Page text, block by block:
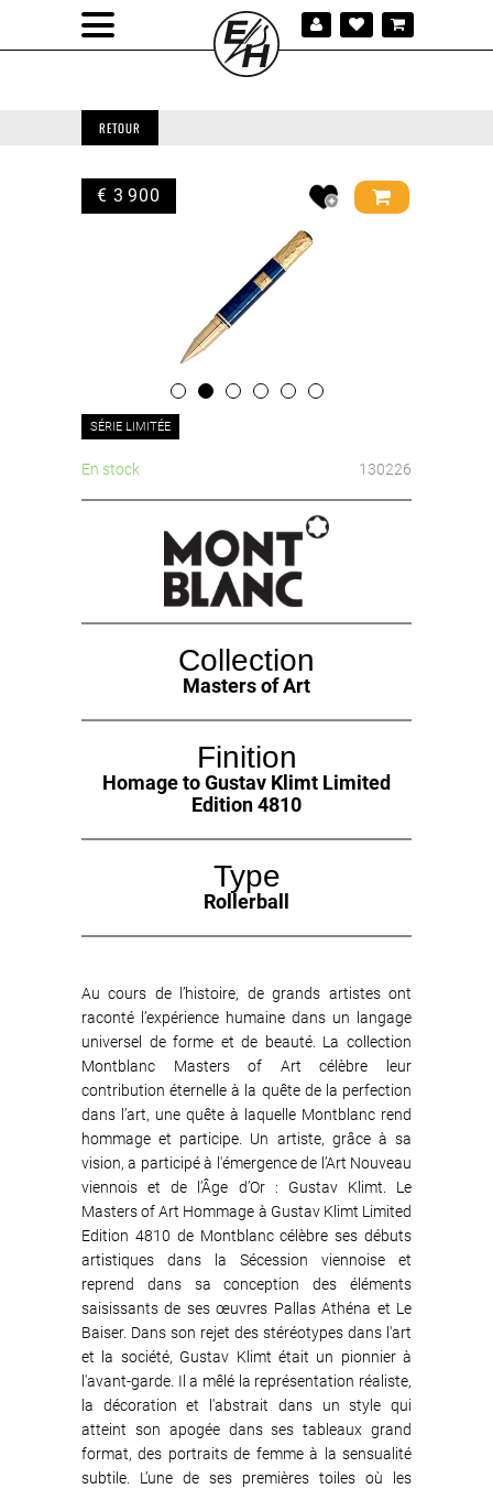
RETOUR
€ 3 900
SÉRIE LIMITÉE
En stock 130226
Collection
Masters of Art
Finition
Homage to Gustav Klimt Limited
Edition 4810
Type
Rollerball
Au cours de l’histoire, de grands artistes ont
raconté l’expérience humaine dans un langage
universel de forme et de beauté. La collection
Montblanc Masters of Art célèbre leur
contribution éternelle à la quête de la perfection
dans l’art, une quête à laquelle Montblanc rend
hommage et participe. Un artiste, grâce à sa
vision, a participé à l'émergence de l’Art Nouveau
viennois et de l’Âge d’Or : Gustav Klimt. Le
Masters of Art Hommage à Gustav Klimt Limited
Edition 4810 de Montblanc célèbre ses débuts
artistiques dans la Sécession viennoise et
reprend dans sa conception des éléments
saisissants de ses œuvres Pallas Athéna et Le
Baiser. Dans son rejet des stéréotypes dans l'art
et la société, Gustav Klimt était un pionnier à
l'avant-garde. Il a mêlé la représentation réaliste,
la décoration et l'abstrait dans un style qui
atteint son apogée dans ses tableaux grand
format, des portraits de femme à la sensualité
subtile. L’une de ses premières toiles où les